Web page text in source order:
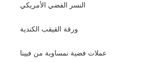
النسر الفضي الأمريكي
ورقة القيقب الكندية
عملات فضية نمساوية من فيينا